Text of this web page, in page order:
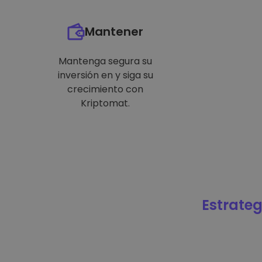
Mantener
Mantenga segura su
inversión en y siga su
crecimiento con
Kriptomat.